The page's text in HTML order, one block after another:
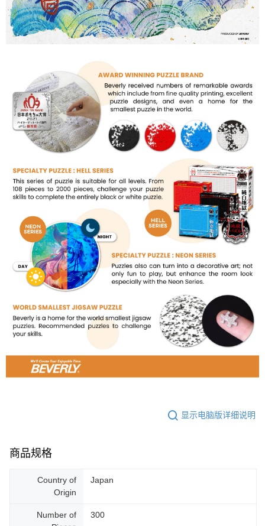
显示电脑版详细说明
商品规格
Country of
Origin
Japan
Number of
300